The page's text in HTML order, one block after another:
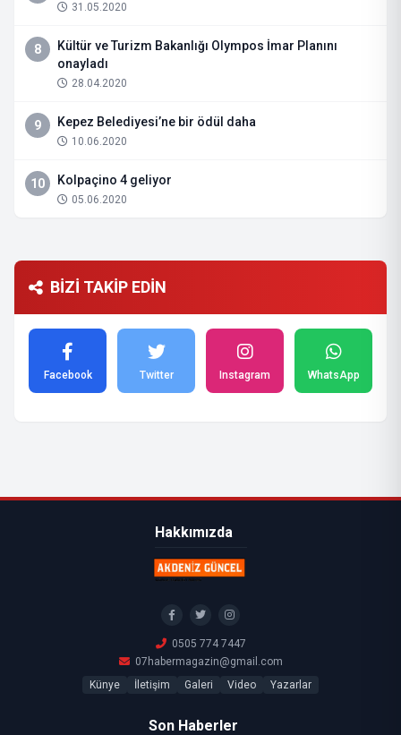
31.05.2020
8
Kültür ve Turizm Bakanlığı Olympos İmar Planını
onayladı
28.04.2020
9 Kepez Belediyesi’ne bir ödül daha
10.06.2020
10 Kolpaçino 4 geliyor
05.06.2020
BİZİ TAKİP EDİN
Facebook Twitter Instagram WhatsApp
Hakkımızda
0505 774 7447
07habermagazin@gmail.com
Künye
İletişim Galeri Video Yazarlar
Son Haberler